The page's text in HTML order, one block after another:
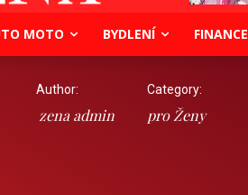
MOTO BYDLENÍ FINANCE
Author:
zena admin
Category:
pro Ženy